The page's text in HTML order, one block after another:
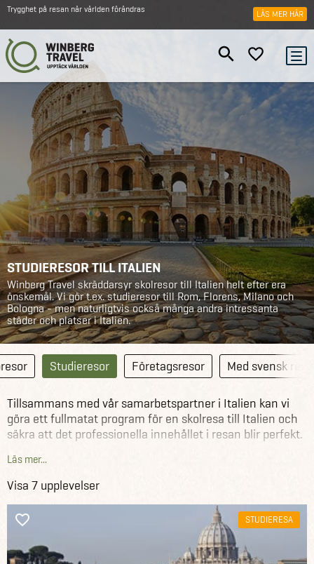
Trygghet på resan när världen förändras LÄS MER HÄR
STUDIERESOR TILL ITALIEN
Winberg Travel skräddarsyr skolresor till Italien helt efter era
önskemål. Vi gör t.ex. studieresor till Rom, Florens, Milano och
Bologna - men naturligtvis också många andra intressanta
städer och platser i Italien.
Studieresor Företagsresor Med svensk
Tillsammans med vår samarbetspartner i Italien kan vi
göra ett fullmatat program för en skolresa till Italien och
säkra att det professionella innehållet i resan blir perfekt.
företag, skolor och museer. Vi hjälper er med hela resan -
från början till slut!
Läs mer...
Visa 7 upplevelser
STUDIERESA